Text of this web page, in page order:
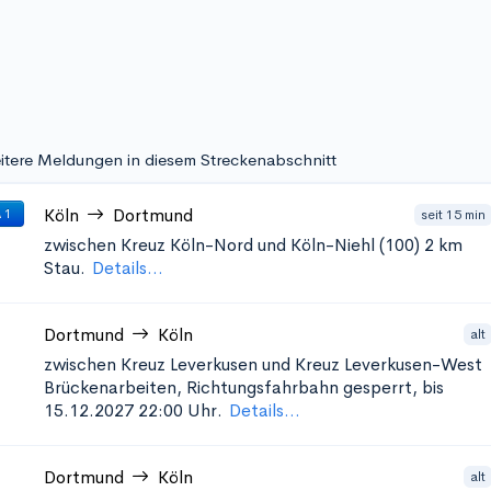
Meldungen in diesem Streckenabschnitt
1 Köln Dortmund seit 15 min
zwischen Kreuz Köln-Nord und Köln-Niehl (100) 2 km
Stau. Details...
Dortmund Köln alt
zwischen Kreuz Leverkusen und Kreuz Leverkusen-West
Brückenarbeiten, Richtungsfahrbahn gesperrt, bis
15.12.2027 22:00 Uhr. Details...
Dortmund Köln alt